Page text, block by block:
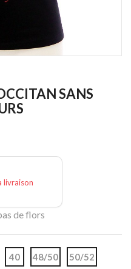
SANS
livraison
de flors
40 48/50
50/52